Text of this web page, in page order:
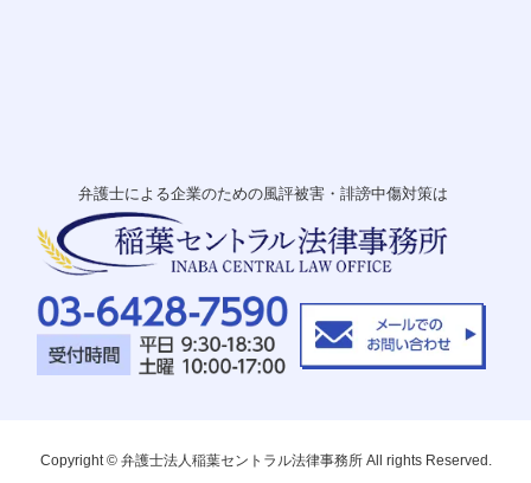
弁護士による企業のための風評被害・誹謗中傷対策は
Copyright © 弁護士法人稲葉セントラル法律事務所 All rights Reserved.